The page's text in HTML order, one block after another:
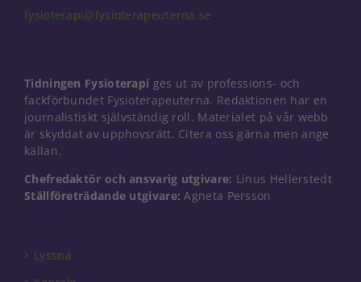
fysioterapi@fysioterapeuterna.se
Tidningen Fysioterapi ges ut av professions- och
fackförbundet Fysioterapeuterna. Redaktionen har en
journalistiskt självständig roll. Materialet på vår webb
är skyddat av upphovsrätt. Citera oss gärna men ange
källan.
Chefredaktör och ansvarig utgivare: Linus Hellerstedt
Ställföreträdande utgivare: Agneta Persson
Lyssna
Nödvändiga